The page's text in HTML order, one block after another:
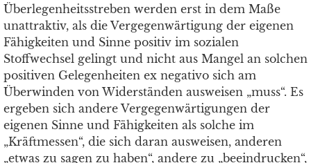
Überlegenheitsstreben werden erst in dem Maße
unattraktiv, als die Vergegenwärtigung der eigenen
Fähigkeiten und Sinne positiv im sozialen
Stoffwechsel gelingt und nicht aus Mangel an solchen
positiven Gelegenheiten ex negativo sich am
Überwinden von Widerständen ausweisen „muss“. Es
ergeben sich andere Vergegenwärtigungen der
eigenen Sinne und Fähigkeiten als solche im
„Kräftmessen“, die sich daran ausweisen, anderen
„etwas zu sagen zu haben“, andere zu „beeindrucken“,